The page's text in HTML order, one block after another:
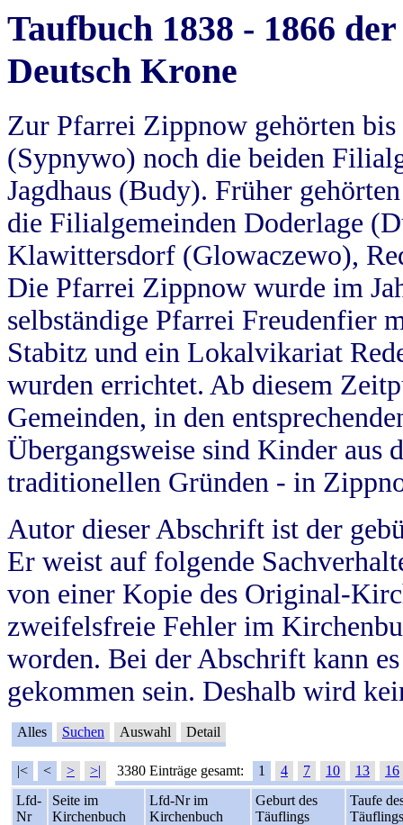
Taufbuch 1838 - 1866
Deutsch Krone
Zur Pfarrei Zippnow gehörten
(Sypnywo) noch die beiden
Jagdhaus (Budy). Früher
die Filialgemeinden Doderlage
Klawittersdorf (Glowaczewo),
Die Pfarrei Zippnow wurde im
selbständige Pfarrei Freudenfier
Stabitz und ein Lokalvikariat
wurden errichtet. Ab diesem
Gemeinden, in den
Übergangsweise sind Kinder aus
traditionellen Gründen - in
Autor dieser Abschrift ist der
Er weist auf folgende
von einer Kopie des Original-
zweifelsfreie Fehler im
worden. Bei der Abschrift kann
gekommen sein. Deshalb wird
Alles Suchen Auswahl Detail
|< < > >| 3380 Einträge gesamt: 1 4 7 10 13
16
Lfd-
Nr
Seite im
Kirchenbuch
Lfd-Nr im
Kirchenbuch
Geburt des
Täuflings
Taufe
Täuflings